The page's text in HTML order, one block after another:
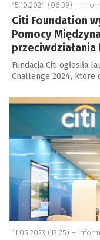
15.10.2024 (06:39) –
Citi Foundation
Pomocy
Fundacja Citi ogłosiła
Challenge 2024, które
a
11.05.2023 (13:25) –